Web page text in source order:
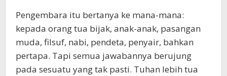
Pengembara itu bertanya ke mana-mana:
kepada orang tua bijak, anak-anak, pasangan
muda, filsuf, nabi, pendeta, penyair, bahkan
pertapa. Tapi semua jawabannya berujung
pada sesuatu yang tak pasti. Tuhan lebih tua